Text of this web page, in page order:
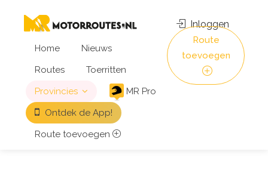
Home
Nieuws
Routes
Toerritten
Provincies
MR Pro
Ontdek de App!
Route toevoegen
Inloggen
Route
toevoegen